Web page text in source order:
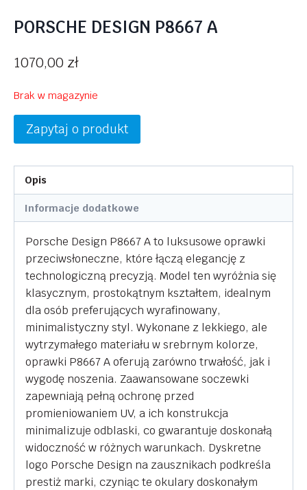
PORSCHE DESIGN P8667 A
1070,00 zł
Brak w magazynie
Zapytaj o produkt
Opis
Informacje dodatkowe
Porsche Design P8667 A to luksusowe oprawki
przeciwsłoneczne, które łączą elegancję z
technologiczną precyzją. Model ten wyróżnia się
klasycznym, prostokątnym kształtem, idealnym
dla osób preferujących wyrafinowany,
minimalistyczny styl. Wykonane z lekkiego, ale
wytrzymałego materiału w srebrnym kolorze,
oprawki P8667 A oferują zarówno trwałość, jak i
wygodę noszenia. Zaawansowane soczewki
zapewniają pełną ochronę przed
promieniowaniem UV, a ich konstrukcja
minimalizuje odblaski, co gwarantuje doskonałą
widoczność w różnych warunkach. Dyskretne
logo Porsche Design na zausznikach podkreśla
prestiż marki, czyniąc te okulary doskonałym